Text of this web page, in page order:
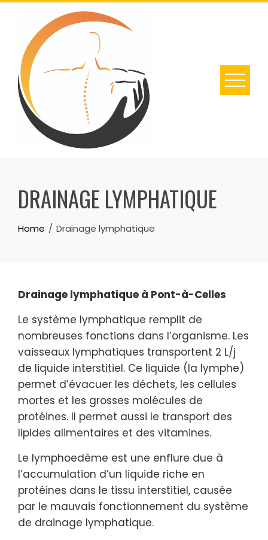
Skip
content
DRAINAGE LYMPHATIQUE
Home Drainage lymphatique
Drainage lymphatique à Pont-à-Celles
Le système lymphatique remplit de
nombreuses fonctions dans l’organisme. Les
vaisseaux lymphatiques transportent 2 L/j
de liquide interstitiel. Ce liquide (la lymphe)
permet d’évacuer les déchets, les cellules
mortes et les grosses molécules de
protéines. Il permet aussi le transport des
lipides alimentaires et des vitamines.
Le lymphoedème est une enflure due à
l’accumulation d’un liquide riche en
protéines dans le tissu interstitiel, causée
par le mauvais fonctionnement du système
de drainage lymphatique.